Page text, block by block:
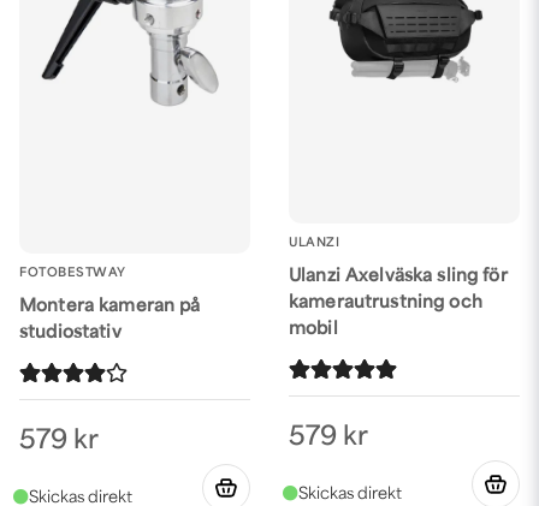
FOTOBESTWAY
Montera kameran på
studiostativ
579 kr
ULANZI
Ulanzi Axelväska sling för
kamerautrustning och
mobil
579 kr